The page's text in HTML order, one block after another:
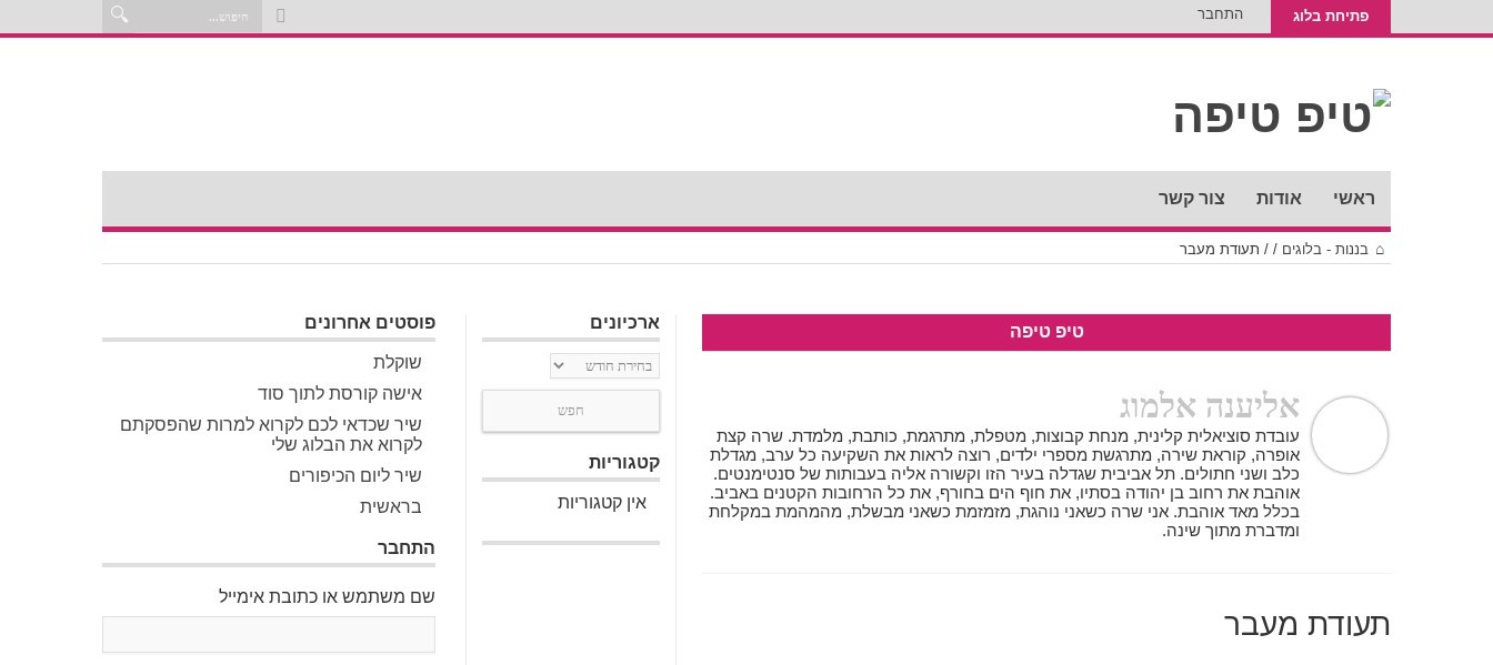
פתיחת בלוג התחבר
ראשי אודות צור קשר
בננות - בלוגים /
/ תעודת מעבר
טיפ טיפה
אליענה אלמוג
עובדת סוציאלית קלינית, מנחת קבוצות, מטפלת, מתרגמת, כותבת, מלמדת. שרה קצת
אופרה, קוראת שירה, מתרגשת מספרי ילדים, רוצה לראות את השקיעה כל ערב, מגדלת
כלב ושני חתולים. תל אביבית שגדלה בעיר הזו וקשורה אליה בעבותות של סנטימנטים.
אוהבת את רחוב בן יהודה בסתיו, את חוף הים בחורף, את כל הרחובות הקטנים באביב.
בכלל מאד אוהבת. אני שרה כשאני נוהגת, מזמזמת כשאני מבשלת, מהמהמת במקלחת
ומדברת מתוך שינה.
תעודת מעבר
ארכיונים
ארכיונים
קטגוריות
אין קטגוריות
פוסטים אחרונים
שוקלת
אישה קורסת לתוך סוד
שיר שכדאי לכם לקרוא למרות שהפסקתם
לקרוא את הבלוג שלי
שיר ליום הכיפורים
בראשית
התחבר
שם משתמש או כתובת אימייל